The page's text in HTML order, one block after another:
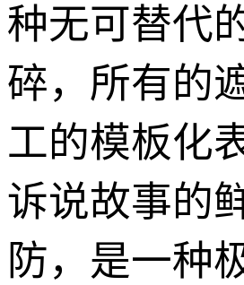
种无可替代
碎，所有的
工的模板化
诉说故事的
防，是一种